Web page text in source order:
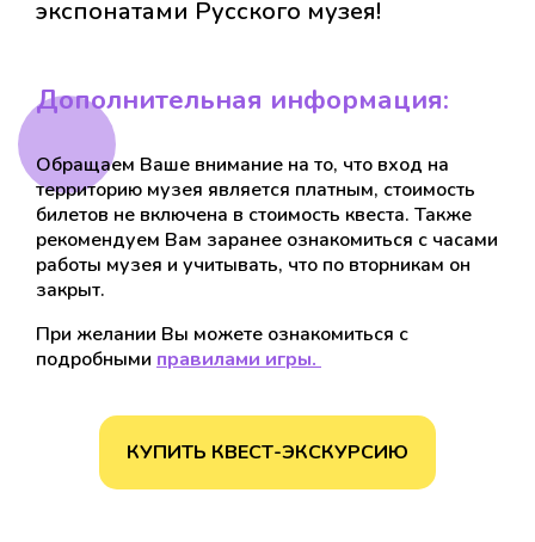
экспонатами Русского музея!
Дополнительная информация:
Обращаем Ваше внимание на то, что вход на
территорию музея является платным, стоимость
билетов не включена в стоимость квеста. Также
рекомендуем Вам заранее ознакомиться с часами
работы музея и учитывать, что по вторникам он
закрыт.
При желании Вы можете ознакомиться с
подробными правилами игры.
КУПИТЬ КВЕСТ-ЭКСКУРСИЮ